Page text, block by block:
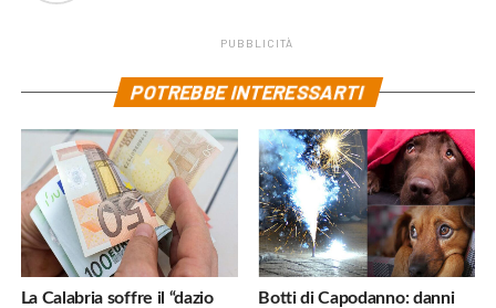
PUBBLICITÀ
POTREBBE INTERESSARTI
La Calabria soffre il “dazio
Botti di Capodanno: danni